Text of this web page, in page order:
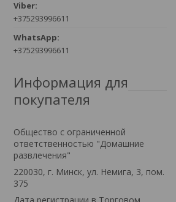
+375293996611
+375293996611
Информация для
покупателя
Общество с ограниченной
ответственностью "Домашние
развлечения"
220030, г. Минск, ул. Немига, 3, пом.
375